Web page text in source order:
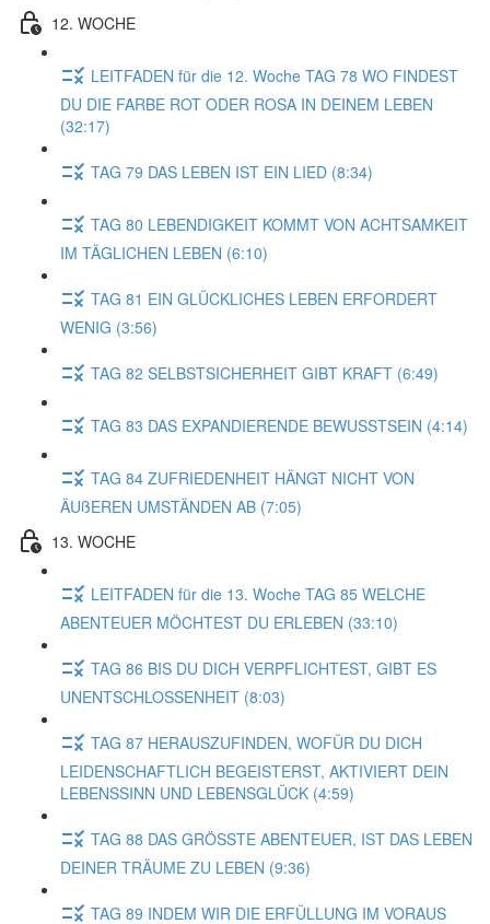
12. WOCHE
LEITFADEN für die 12. Woche TAG 78 WO FINDEST
DU DIE FARBE ROT ODER ROSA IN DEINEM LEBEN
(32:17)
TAG 79 DAS LEBEN IST EIN LIED (8:34)
TAG 80 LEBENDIGKEIT KOMMT VON ACHTSAMKEIT
IM TÄGLICHEN LEBEN (6:10)
TAG 81 EIN GLÜCKLICHES LEBEN ERFORDERT
WENIG (3:56)
TAG 82 SELBSTSICHERHEIT GIBT KRAFT (6:49)
TAG 83 DAS EXPANDIERENDE BEWUSSTSEIN (4:14)
TAG 84 ZUFRIEDENHEIT HÄNGT NICHT VON
ÄUßEREN UMSTÄNDEN AB (7:05)
13. WOCHE
LEITFADEN für die 13. Woche TAG 85 WELCHE
ABENTEUER MÖCHTEST DU ERLEBEN (33:10)
TAG 86 BIS DU DICH VERPFLICHTEST, GIBT ES
UNENTSCHLOSSENHEIT (8:03)
TAG 87 HERAUSZUFINDEN, WOFÜR DU DICH
LEIDENSCHAFTLICH BEGEISTERST, AKTIVIERT DEIN
LEBENSSINN UND LEBENSGLÜCK (4:59)
TAG 88 DAS GRÖSSTE ABENTEUER, IST DAS LEBEN
DEINER TRÄUME ZU LEBEN (9:36)
TAG 89 INDEM WIR DIE ERFÜLLUNG IM VORAUS